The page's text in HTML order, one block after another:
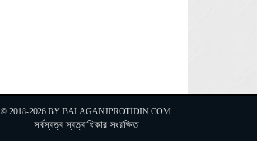
© 2018-2026 BY BALAGANJPROTIDIN.COM
সর্বস্বত্ব স্বত্বাধিকার সংরক্ষিত